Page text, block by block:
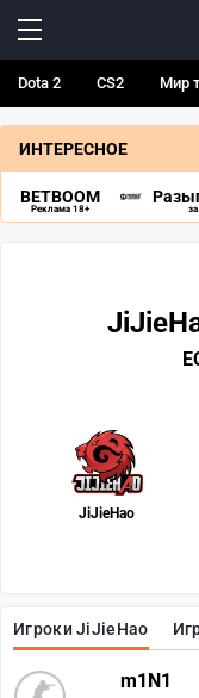
Dota 2 CS2 Мир
ИНТЕРЕСНОЕ
BETBOOM
Реклама 18+
Игроки JiJieHao
m1N1
JiJieHao